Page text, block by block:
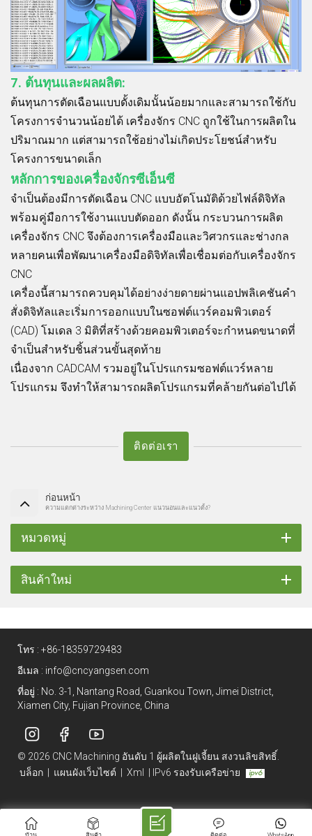
7. ต้นทุนและผลผลิต:
ต้นทุนการตัดเฉือนแบบดั้งเดิมนั้นน้อยมากและสามารถใช้กับ
โครงการจำนวนน้อยได้ เครื่องจักร CNC ถูกใช้ในการผลิตใน
ปริมาณมาก แต่สามารถใช้อย่างไม่เกิดประโยชน์สำหรับ
โครงการขนาดเล็ก
หลักการของเครื่องจักรซีเอ็นซี
จำเป็นต้องมีการตัดเฉือน CNC แบบอัตโนมัติด้วยไฟล์ดิจิทัล
พร้อมคู่มือการใช้งานแบบตัดออก ดังนั้น กระบวนการผลิต
เครื่องจักร CNC จึงต้องการเครื่องมือและวิศวกรและช่างกล
หลายคนเพื่อพัฒนาเครื่องมือดิจิทัลเพื่อเชื่อมต่อกับเครื่องจักร
CNC
เครื่องนี้สามารถควบคุมได้อย่างง่ายดายผ่านแอปพลิเคชันคำ
สั่งดิจิทัลและเริ่มการออกแบบในซอฟต์แวร์คอมพิวเตอร์
(CAD) โมเดล 3 มิติที่สร้างด้วยคอมพิวเตอร์จะกำหนดขนาดที่
จำเป็นสำหรับชิ้นส่วนขั้นสุดท้าย
เนื่องจาก CADCAM รวมอยู่ในโปรแกรมซอฟต์แวร์หลาย
โปรแกรม จึงทำให้สามารถผลิตโปรแกรมที่คล้ายกันต่อไปได้
ติดต่อเรา
ก่อนหน้า
ความแตกต่างระหว่าง Machining Center แนวนอนและแนวตั้ง?
หมวดหมู่
สินค้าใหม่
โทร : +86-18359729483
อีเมล : info@cncyangsen.com
ที่อยู่ : No. 3-1, Nantang Road, Guankou Town, Jimei District,
Xiamen City, Fujian Province, China
© 2026 CNC Machining อันดับ 1 ผู้ผลิตในฝูเจี้ยน สงวนลิขสิทธิ์.
บล็อก
แผนผังเว็บไซต์ Xml IPv6 รองรับเครือข่าย